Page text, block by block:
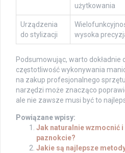
użytkowania
Urządzenia
do stylizacji
wysoka
Podsumowując, warto dokładnie
częstotliwość wykonywania
na zakup profesjonalnego
narzędzi może znacząco
ale nie zawsze musi być to
Powiązane wpisy:
Jak naturalnie wzmocnić
paznokcie?
Jakie są najlepsze